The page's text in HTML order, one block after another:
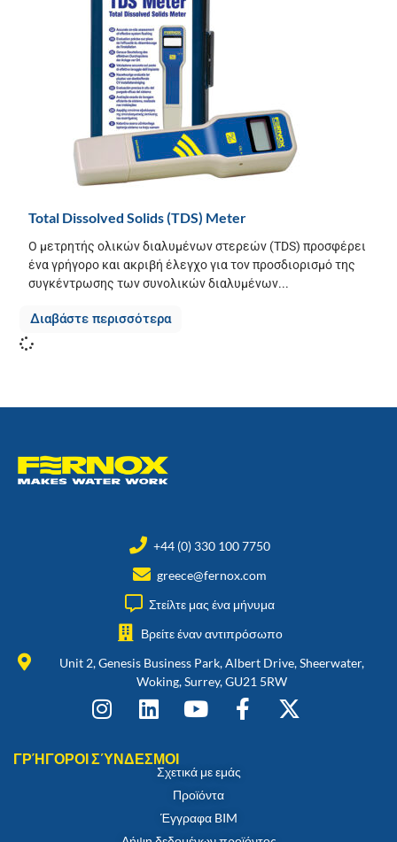
Total Dissolved Solids (TDS) Meter
Ο μετρητής ολικών διαλυμένων στερεών (TDS) προσφέρει
ένα γρήγορο και ακριβή έλεγχο για τον προσδιορισμό της
συγκέντρωσης των συνολικών διαλυμένων...
Διαβάστε περισσότερα
+44 (0) 330 100 7750
greece@fernox.com
Στείλτε μας ένα μήνυμα
Βρείτε έναν αντιπρόσωπο
Unit 2, Genesis Business Park, Albert Drive, Sheerwater,
Woking, Surrey, GU21 5RW
ΓΡΉΓΟΡΟΙ ΣΎΝΔΕΣΜΟΙ
Σχετικά με εμάς
Προϊόντα
Έγγραφα BIM